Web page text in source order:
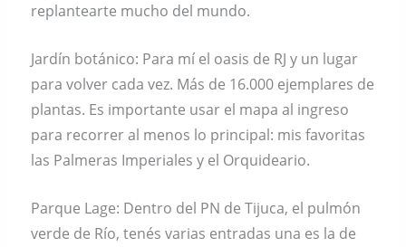
replantearte mucho del mundo.
Jardín botánico: Para mí el oasis de RJ y un lugar
para volver cada vez. Más de 16.000 ejemplares de
plantas. Es importante usar el mapa al ingreso
para recorrer al menos lo principal: mis favoritas
las Palmeras Imperiales y el Orquideario.
Parque Lage: Dentro del PN de Tijuca, el pulmón
verde de Río, tenés varias entradas una es la de